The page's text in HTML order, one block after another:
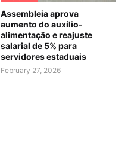
Assembleia aprova
aumento do auxílio-
alimentação e reajuste
salarial de 5% para
servidores estaduais
February 27, 2026